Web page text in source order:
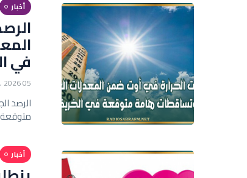
أخبار
في
05 Aug, 2026
الرصد
أخبار